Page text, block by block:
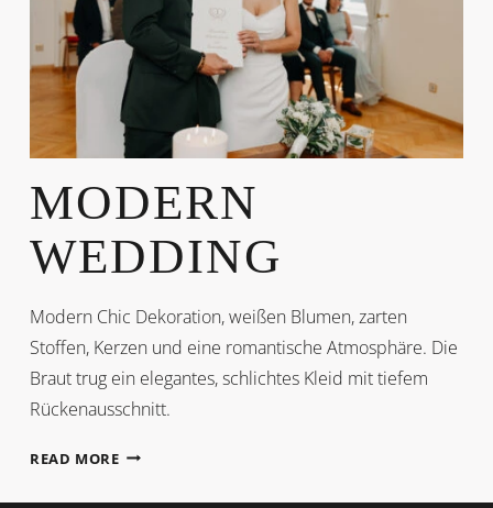
MODERN
WEDDING
Modern Chic Dekoration, weißen Blumen, zarten
Stoffen, Kerzen und eine romantische Atmosphäre. Die
Braut trug ein elegantes, schlichtes Kleid mit tiefem
Rückenausschnitt.
READ MOREMODERN